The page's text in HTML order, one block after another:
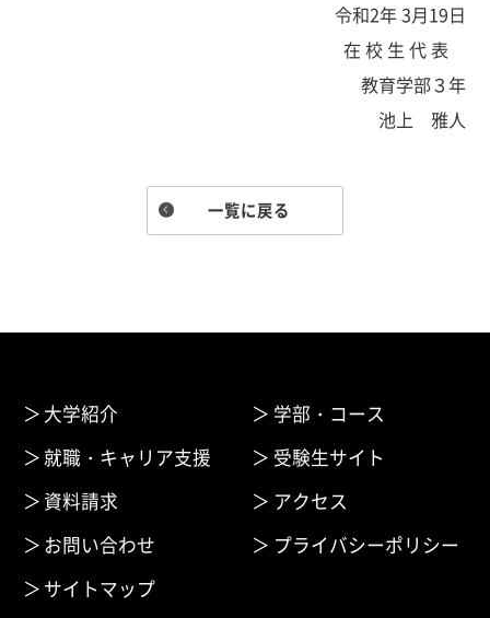
令和2年 3月19日
在 校 生 代 表
教育学部３年
池上 雅人
一覧に戻る
大学紹介
学部・コース
就職・キャリア支援
受験生サイト
資料請求
アクセス
お問い合わせ
プライバシーポリシー
サイトマップ